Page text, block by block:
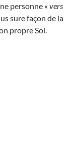
personne « vers
sure façon de la
propre Soi.